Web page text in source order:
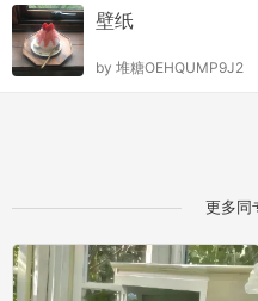
壁纸
by 堆糖OEHQUMP9J2
更多同